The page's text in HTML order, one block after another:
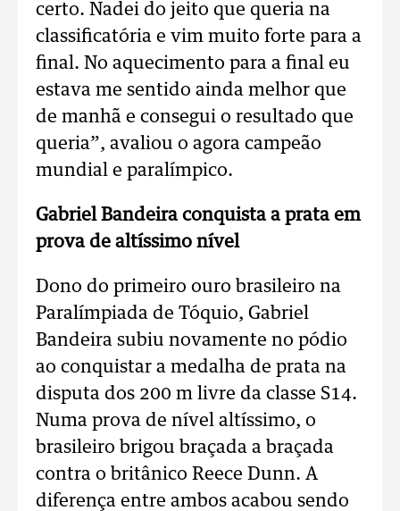
certo. Nadei do jeito que queria na
classificatória e vim muito forte para a
final. No aquecimento para a final eu
estava me sentido ainda melhor que
de manhã e consegui o resultado que
queria”, avaliou o agora campeão
mundial e paralímpico.
Gabriel Bandeira conquista a prata em
prova de altíssimo nível
Dono do primeiro ouro brasileiro na
Paralímpiada de Tóquio, Gabriel
Bandeira subiu novamente no pódio
ao conquistar a medalha de prata na
disputa dos 200 m livre da classe S14.
Numa prova de nível altíssimo, o
brasileiro brigou braçada a braçada
contra o britânico Reece Dunn. A
diferença entre ambos acabou sendo